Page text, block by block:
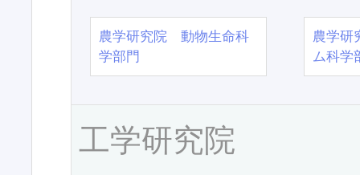
農学研究院 動物生命科
学部門
農学
ム科学
工学研究院